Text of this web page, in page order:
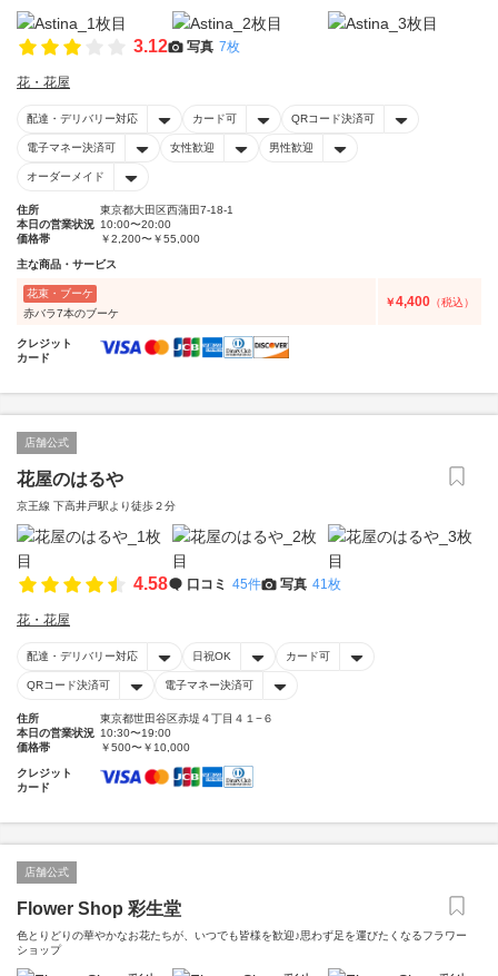
3.12 写真 7枚
花・花屋
配達・デリバリー対応 カード可 QRコード決済可
電子マネー決済可 女性歓迎 男性歓迎
オーダーメイド
住所
東京都大田区西蒲田7-18-1
本日の営業状況 10:00〜20:00
価格帯
￥2,200〜￥55,000
主な商品・サービス
花束・ブーケ
赤バラ7本のブーケ
￥4,400 （税込）
クレジット
カード
店舗公式
花屋のはるや
京王線 下高井戸駅より徒歩２分
4.58 口コミ 45件 写真 41枚
花・花屋
配達・デリバリー対応 日祝OK カード可
QRコード決済可 電子マネー決済可
住所
東京都世田谷区赤堤４丁目４１−６
本日の営業状況 10:30〜19:00
価格帯
￥500〜￥10,000
クレジット
カード
店舗公式
Flower Shop 彩生堂
色とりどりの華やかなお花たちが、いつでも皆様を歓迎♪思わず足を運びたくなるフラワー
ショップ